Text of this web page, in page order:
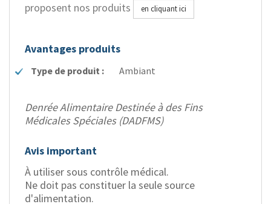
proposent nos produits
en cliquant ici
Avantages produits
Type de produit : Ambiant
Denrée Alimentaire Destinée à des Fins
Médicales Spéciales (DADFMS)
Avis important
À utiliser sous contrôle médical.
Ne doit pas constituer la seule source
d'alimentation.